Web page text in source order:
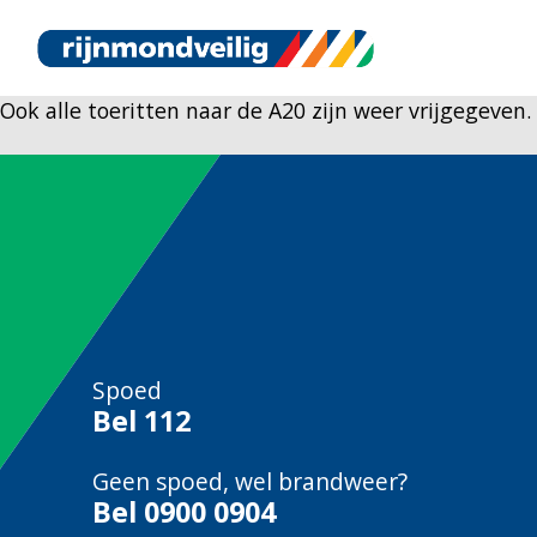
Ook alle toeritten naar de A20 zijn weer vrijgegeven.
Spoed
Bel 112
Geen spoed, wel brandweer?
Bel 0900 0904